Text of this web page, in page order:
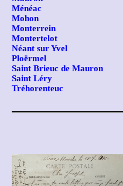
Ménéac
Mohon
Monterrein
Montertelot
Néant sur Yvel
Ploërmel
Saint Brieuc de Mauron
Saint Léry
Tréhorenteuc